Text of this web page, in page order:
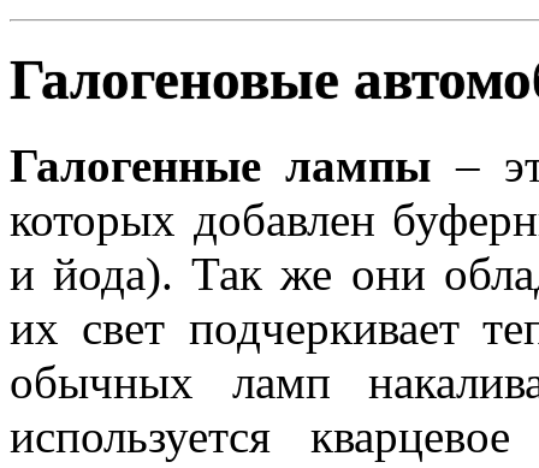
Галогеновые
Галогенные лампы –
которых добавлен
и йода). Так же они
их свет подчеркивает
обычных ламп
используется